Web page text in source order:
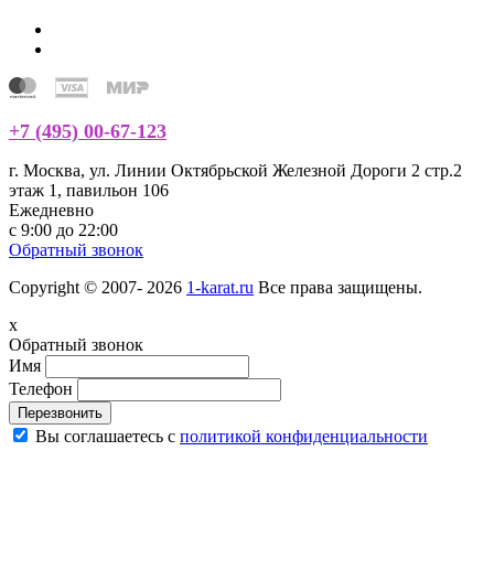
+7 (495) 00-67-123
г. Москва, ул. Линии Октябрьской Железной Дороги 2 стр.2
этаж 1, павильон 106
Ежедневно
с 9:00 до 22:00
Обратный звонок
Copyright © 2007- 2026 1-karat.ru Все права защищены.
x
Обратный звонок
Имя
Телефон
Перезвонить
Вы соглашаетесь с политикой конфиденциальности